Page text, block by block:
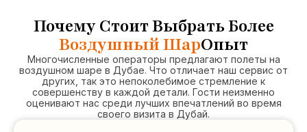
Настоятельно
рекомендую
принять что-
нибудь вроде
лекарства от
тошноты за
полчаса до того,
Почему Стоит Выбрать Более
Воздушный ШарОпыт
Многочисленные операторы предлагают полеты на
воздушном шаре в Дубае. Что отличает наш сервис от
других, так это непоколебимое стремление к
совершенству в каждой детали. Гости неизменно
оценивают нас среди лучших впечатлений во время
своего визита в Дубай.